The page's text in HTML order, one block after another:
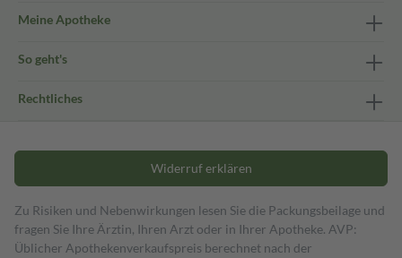
Meine Apotheke
So geht's
Rechtliches
Widerruf erklären
Zu Risiken und Nebenwirkungen lesen Sie die Packungsbeilage und
fragen Sie Ihre Ärztin, Ihren Arzt oder in Ihrer Apotheke. AVP:
Üblicher Apothekenverkaufspreis berechnet nach der